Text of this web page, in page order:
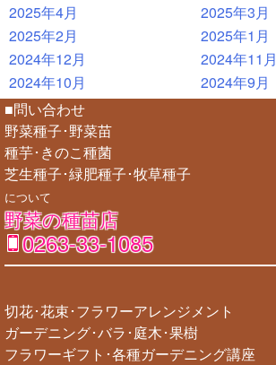
2025年4月
2025年3月
2025年2月
2025年1月
2024年12月
2024年11月
2024年10月
2024年9月
■問い合わせ
野菜種子･野菜苗
種芋･きのこ種菌
芝生種子･緑肥種子･牧草種子
について
野菜の種苗店
0263-33-1085
切花･花束･フラワーアレンジメント
ガーデニング･バラ･庭木･果樹
フラワーギフト･各種ガーデニング講座